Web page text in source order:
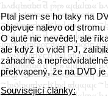
Ptal jsem se ho taky na
objevuje nalevo od
O autě nic nevěděl, ale
ale když to viděl PJ,
záhadně a
překvapený, že na DVD
Související články: